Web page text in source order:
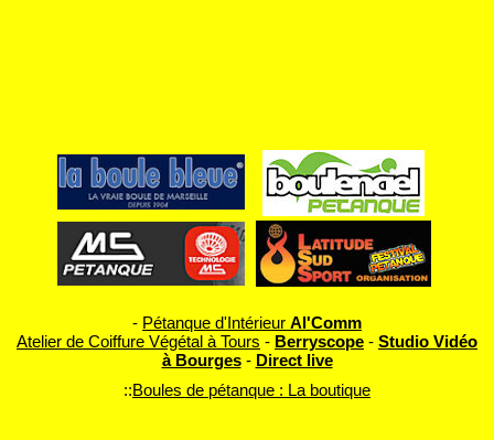
- Pétanque d'Intérieur Al'Comm
Atelier de Coiffure Végétal à Tours - Berryscope - Studio Vidéo
à Bourges- Direct live
::Boules de pétanque : La boutique